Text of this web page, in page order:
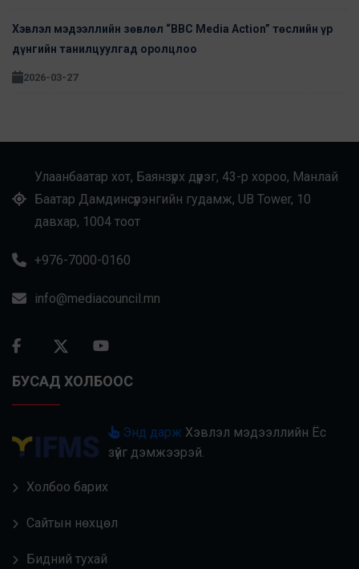
Хэвлэл мэдээллийн зөвлөл “BBC Media Action” төслийн үр
дүнгийн танилцуулгад оролцлоо
2026-03-27
Улаанбаатар хот, Баянзүрх дүүрэг, 43-р хороо, Манлай
Баатар Дамдинсүрэнгийн гудамж, UB Tower, 10
давхар, 1004 тоот
+976-7000-0160
info@mediacouncil.mn
БУСАД ХОЛБООС
Энд дарж Хэвлэл мэдээллийн Ёс
зүйг дэмжээрэй.
Холбоо барих
Сайтын нөхцөл
Бидний тухай